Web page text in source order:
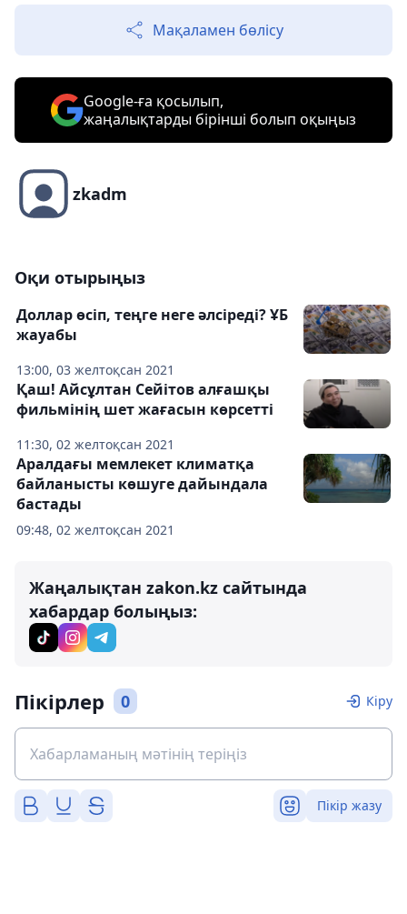
Мақаламен бөлісу
Google-ға қосылып,
жаңалықтарды бірінші болып оқыңыз
zkadm
Оқи отырыңыз
13:00, 03 желтоқсан 2021
Доллар өсіп, теңге неге әлсіреді? ҰБ
жауабы
11:30, 02 желтоқсан 2021
Қаш! Айсұлтан Сейітов алғашқы
фильмінің шет жағасын көрсетті
09:48, 02 желтоқсан 2021
Аралдағы мемлекет климатқа
байланысты көшуге дайындала
бастады
Жаңалықтан zakon.kz сайтында
хабардар болыңыз:
Пікірлер 0 Кіру
Пікір жазу